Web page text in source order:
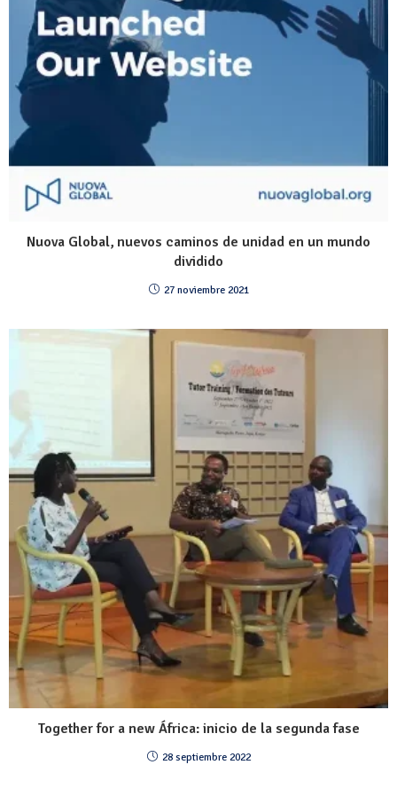
Nuova Global, nuevos caminos de unidad en un mundo
dividido
27 noviembre 2021
Together for a new África: inicio de la segunda fase
28 septiembre 2022